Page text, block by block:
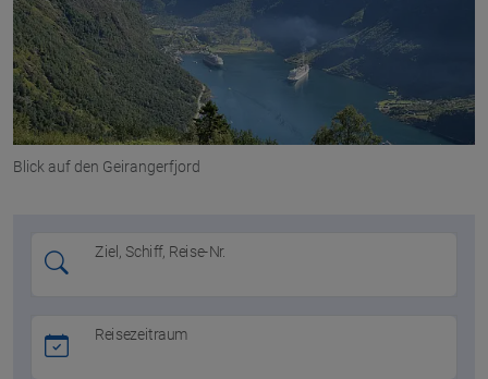
Blick auf den Geirangerfjord
Ziel, Schiff, Reise-Nr.
Reisezeitraum